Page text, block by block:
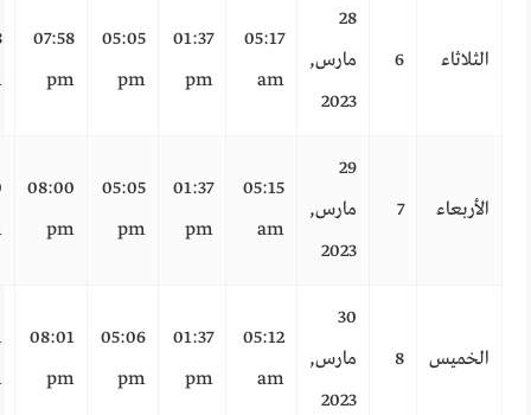
الثلاثاء 6
28
مارس,
2023
05:17
am
01:37
pm
05:05
pm
07:58
pm
الأربعاء 7
29
مارس,
2023
05:15
am
01:37
pm
05:05
pm
08:00
pm
الخميس 8
30
مارس,
2023
05:12
am
01:37
pm
05:06
pm
08:01
pm